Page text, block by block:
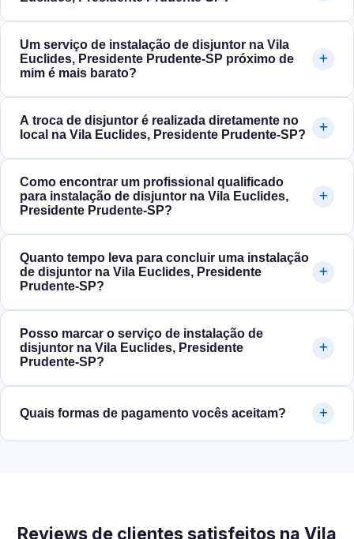
Um serviço de instalação de disjuntor na Vila
Euclides, Presidente Prudente‑SP próximo de
mim é mais barato?
A troca de disjuntor é realizada diretamente no
local na Vila Euclides, Presidente Prudente‑SP?
Como encontrar um profissional qualificado
para instalação de disjuntor na Vila Euclides,
Presidente Prudente‑SP?
Quanto tempo leva para concluir uma instalação
de disjuntor na Vila Euclides, Presidente
Prudente‑SP?
Posso marcar o serviço de instalação de
disjuntor na Vila Euclides, Presidente
Prudente‑SP?
Quais formas de pagamento vocês aceitam?
Reviews de clientes satisfeitos na Vila